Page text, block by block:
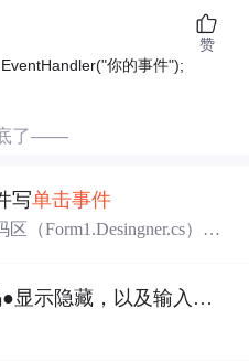
你的事件");
赞
了——
写单击事件
（Form1.Desingner.cs）写
EventArgs e){... C#实现登录界面，密码●显示隐藏，以及输入框内